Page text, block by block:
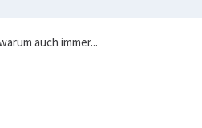
auch immer...